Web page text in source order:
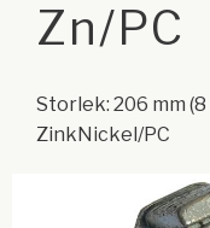
Zn/PC
Storlek: 206 mm
ZinkNickel/PC